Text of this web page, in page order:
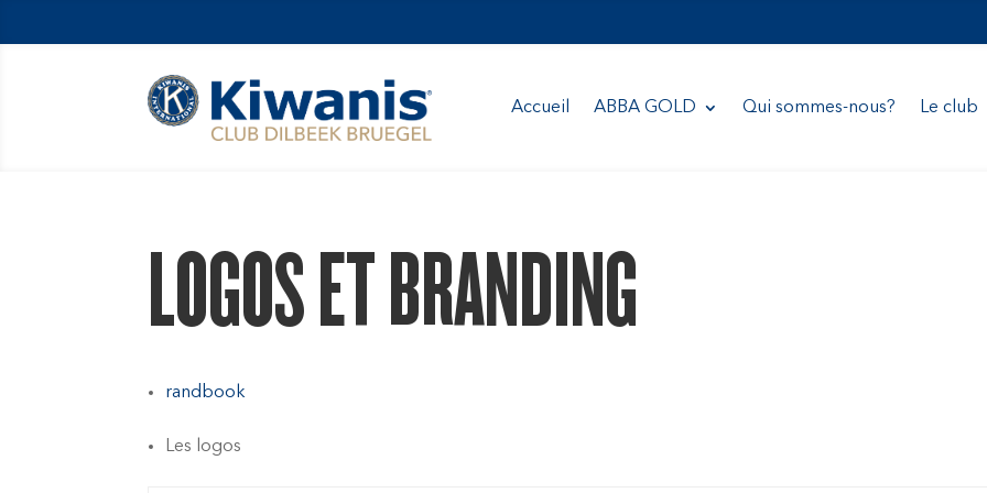
Accueil ABBA GOLD Qui sommes-nous? Le club
LOGOS ET BRANDING
randbook
Les logos